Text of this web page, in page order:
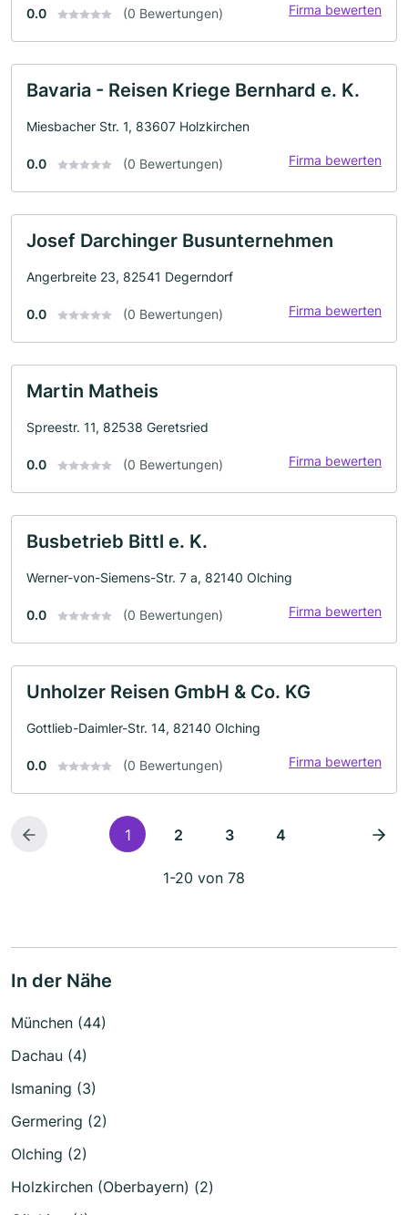
0.0 (0 Bewertungen) Firma bewerten
Bavaria - Reisen Kriege Bernhard e. K.
Miesbacher Str. 1, 83607 Holzkirchen
0.0 (0 Bewertungen) Firma bewerten
Josef Darchinger Busunternehmen
Angerbreite 23, 82541 Degerndorf
0.0 (0 Bewertungen) Firma bewerten
Martin Matheis
Spreestr. 11, 82538 Geretsried
0.0 (0 Bewertungen) Firma bewerten
Busbetrieb Bittl e. K.
Werner-von-Siemens-Str. 7 a, 82140 Olching
0.0 (0 Bewertungen) Firma bewerten
Unholzer Reisen GmbH & Co. KG
Gottlieb-Daimler-Str. 14, 82140 Olching
0.0 (0 Bewertungen) Firma bewerten
1 2 3 4
1-20 von 78
In der Nähe
München (44)
Dachau (4)
Ismaning (3)
Germering (2)
Olching (2)
Holzkirchen (Oberbayern) (2)